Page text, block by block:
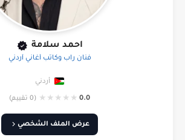
احمد سلامة
فنان راب وكاتب أغاني أردني
أردني
0.0
★
★
★
★
★ (0 تقييم)
عرض الملف الشخصي